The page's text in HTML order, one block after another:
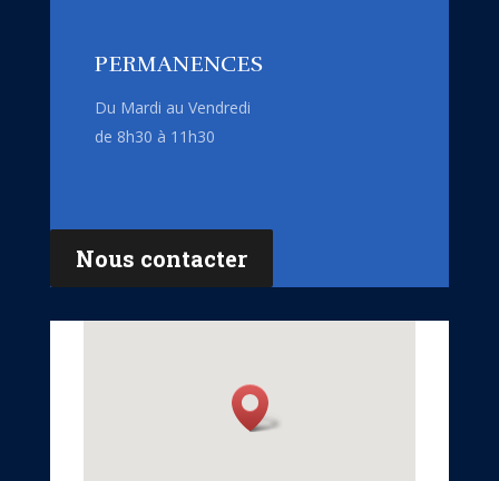
PERMANENCES
Du Mardi au Vendredi
de 8h30 à 11h30
Nous contacter